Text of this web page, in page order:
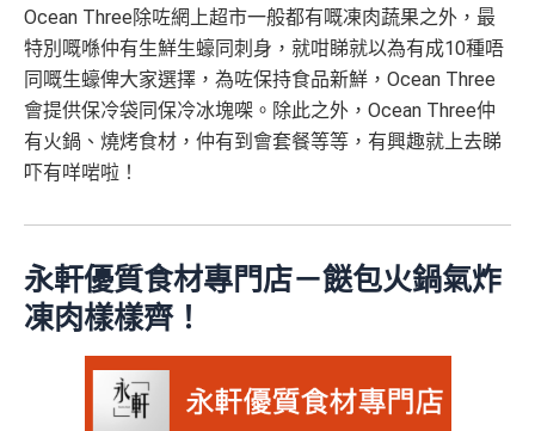
Ocean Three除咗網上超市一般都有嘅凍肉蔬果之外，最
特別嘅喺仲有生鮮生蠔同刺身，就咁睇就以為有成10種唔
同嘅生蠔俾大家選擇，為咗保持食品新鮮，Ocean Three
會提供保冷袋同保冷冰塊㗎。除此之外，Ocean Three仲
有火鍋、燒烤食材，仲有到會套餐等等，有興趣就上去睇
吓有咩啱啦！
永軒優質食材專門店－餸包火鍋氣炸
凍肉樣樣齊！